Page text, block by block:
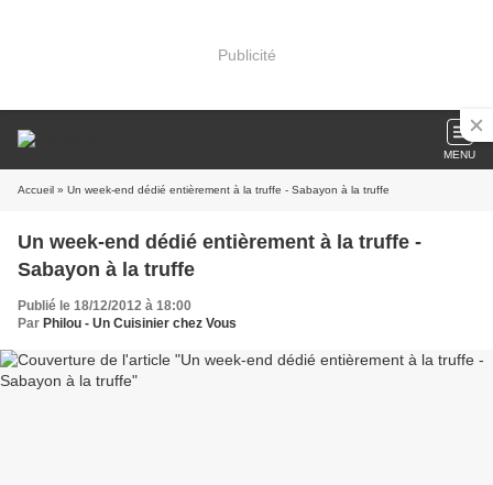
Publicité
MENU
Accueil » Un week-end dédié entièrement à la truffe - Sabayon à la truffe
Un week-end dédié entièrement à la truffe -
Sabayon à la truffe
Publié le 18/12/2012 à 18:00
Par Philou - Un Cuisinier chez Vous